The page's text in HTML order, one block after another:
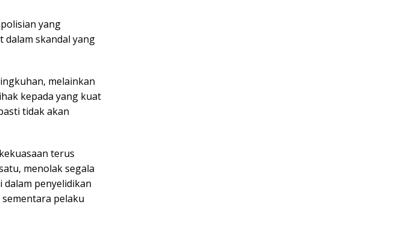
yang
skandal yang
melainkan
kepada yang kuat
tidak akan
terus
menolak segala
penyelidikan
pelaku